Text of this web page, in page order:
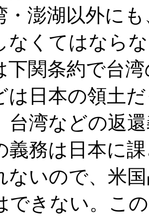
・澎湖以外に
なくてはなら
関条約で台
は日本の領土
台湾などの返
義務は日本に
ないので、米
できない。こ